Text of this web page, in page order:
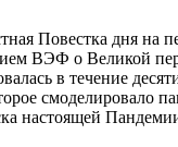
Повестка дня на
ВЭФ о Великой
в течение
смоделировало
настоящей